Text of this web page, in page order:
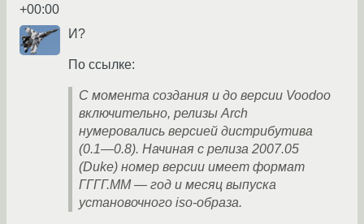
+00:00
И?
По ссылке:
С момента создания и до версии Voodoo
включительно, релизы Arch
нумеровались версией дистрибутива
(0.1—0.8). Начиная с релиза 2007.05
(Duke) номер версии имеет формат
ГГГГ.ММ — год и месяц выпуска
установочного iso-образа.